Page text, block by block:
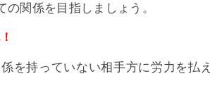
関係を目指しましょう。
を持っていない相手方に労力を払え